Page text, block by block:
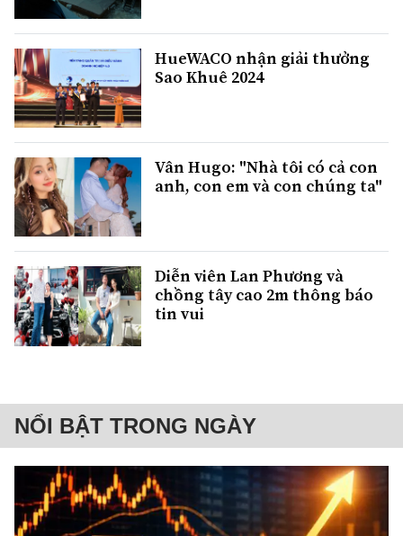
HueWACO nhận giải thưởng
Sao Khuê 2024
Vân Hugo: "Nhà tôi có cả con
anh, con em và con chúng ta"
Diễn viên Lan Phương và
chồng tây cao 2m thông báo
tin vui
NỔI BẬT TRONG NGÀY